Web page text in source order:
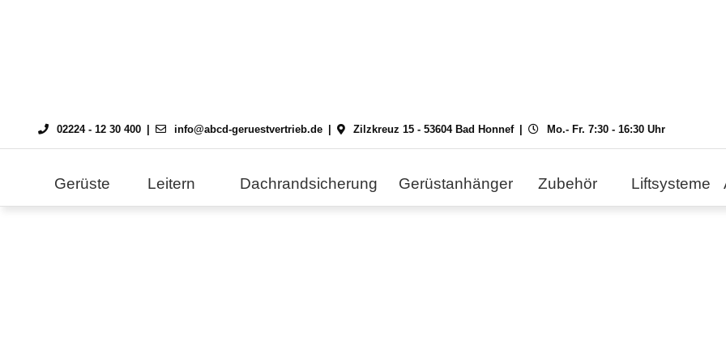
02224 - 12 30 400 info@abcd-geruestvertrieb.de Zilzkreuz 15 - 53604 Bad Honnef Mo.- Fr. 7:30 - 16:30 Uhr
Gerüste Leitern Dachrandsicherung Gerüstanhänger Zubehör Liftsysteme